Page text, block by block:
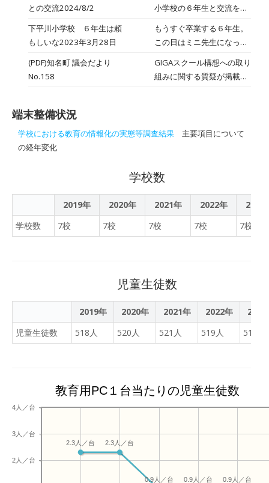
との交流2024/8/2
小学校の６年生と交流をし
挙げながら自分の主張を伝
える学習です。知名小学校
の６年生に伝わるような文
章を考え，それをオンライ
下平川小学校 ６年生は頼
もしいな2023年3月28日
もうすぐ卒業する６年生。
この日はミニ先生になって
ットの使い方を教えてもら
いました。下平川小学校で
イロノートを使って発表す
しく教えてくれました。さ
すが６年生！！おかげで
堂々と発表することができ
ました。６年生，ありがと
う。
(PDF)知名町 議会だより
No.158
GIGAスクール構想への取り
組みに関する質疑が掲載さ
端末整備状況
学校における教育の情報化の実態等調査結果 主要項目について
の経年変化
学校数
2019年 2020年 2021年 2022年
2023
学校数
7校 7校 7校 7校 7校
児童生徒数
2019年 2020年 2021年 2022年
2023
児童生徒数
518人 520人 521人 519人 519人
教育用PC１台当たりの児童生徒数
2人／台
3人／台
4人／台
0.9人／台
0.9人／台
0.9人／台
2.3人／台
2.3人／台